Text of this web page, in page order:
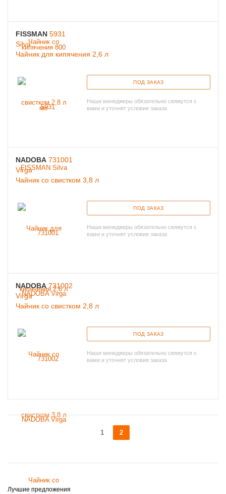
FISSMAN 5931
Silva
Чайник для кипячения 2,6 л
ПОД ЗАКАЗ
Наши менеджеры обязательно свяжутся с
вами и уточнят условия заказа
NADOBA 731001
Virga
Чайник со свистком 3,8 л
ПОД ЗАКАЗ
Наши менеджеры обязательно свяжутся с
вами и уточнят условия заказа
NADOBA 731002
Virga
Чайник со свистком 2,8 л
ПОД ЗАКАЗ
Наши менеджеры обязательно свяжутся с
вами и уточнят условия заказа
1 2
Лучшие предложения